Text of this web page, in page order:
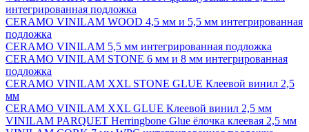
интегрированная подложка
CERAMO VINILAM WOOD 4,5 мм и 5,5 мм интегрированная
подложка
CERAMO VINILAM 5,5 мм интегрированная подложка
CERAMO VINILAM STONE 6 мм и 8 мм интегрированная
подложка
CERAMO VINILAM XXL STONE GLUE Клеевой винил 2,5
мм
CERAMO VINILAM XXL GLUE Клеевой винил 2,5 мм
VINILAM PARQUET Herringbone Glue ёлочка клеевая 2,5 мм